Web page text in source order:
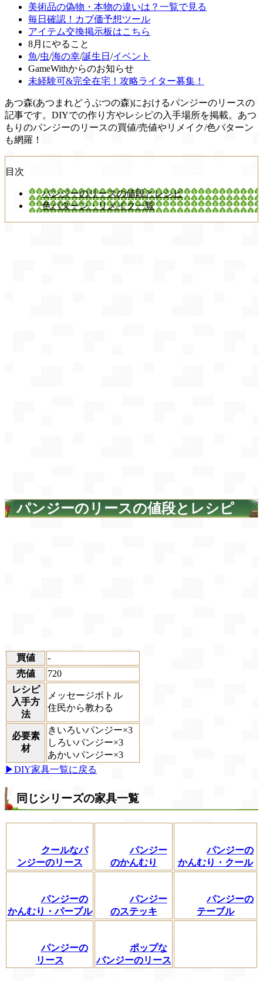
美術品の偽物・本物の違いは？一覧で見る
毎日確認！カブ価予想ツール
アイテム交換掲示板はこちら
8月にやること
魚/虫/海の幸/誕生日 /イベント
GameWithからのお知らせ
未経験可&完全在宅！攻略ライター募集！
あつ森(あつまれどうぶつの森)におけるパンジーのリースの
記事です。DIYでの作り方やレシピの入手場所を掲載。あつ
もりのパンジーのリースの買値/売値やリメイク/色パターン
も網羅！
目次
パンジーのリースの値段とレシピ
色パターン・リメイク一覧
パンジーのリースの値段とレシピ
買値
-
売値
720
レシピ
入手方
法
メッセージボトル
住民から教わる
必要素
材
きいろいパンジー×3
しろいパンジー×3
あかいパンジー×3
▶DIY家具一覧に戻る
同じシリーズの家具一覧
クールなパ
ンジーのリース
パンジー
のかんむり
パンジーの
かんむり・クール
パンジーの
かんむり・パープル
パンジー
のステッキ
パンジーの
テーブル
パンジーの
リース
ポップな
パンジーのリース